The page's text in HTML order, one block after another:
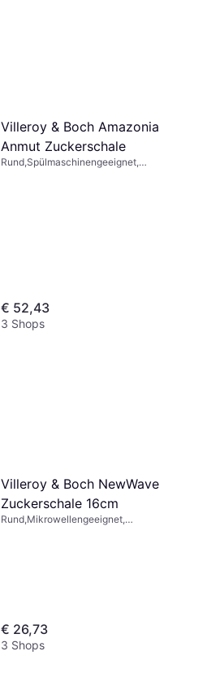
Villeroy & Boch Amazonia
Anmut Zuckerschale
Rund,Spülmaschinengeeignet,
€ 52,43
3 Shops
Villeroy & Boch NewWave
Zuckerschale 16cm
Rund,Mikrowellengeeignet,
€ 26,73
3 Shops